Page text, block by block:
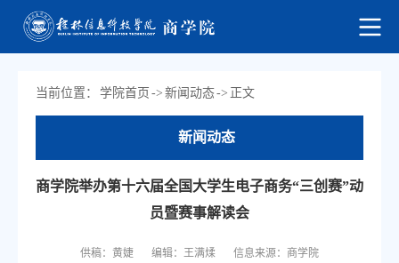
当前位置： 学院首页 -> 新闻动态-> 正文
新闻动态
商学院举办第十六届全国大学生电子商务“三创赛”动
员暨赛事解读会
供稿：黄婕 编辑：王满煣
信息来源：商学院